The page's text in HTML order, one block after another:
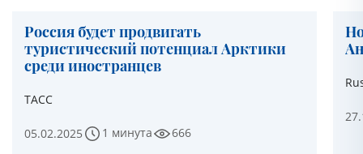
Россия будет продвигать
туристический потенциал Арктики
среди иностранцев
ТАСС
05.02.2025 1 минута 666